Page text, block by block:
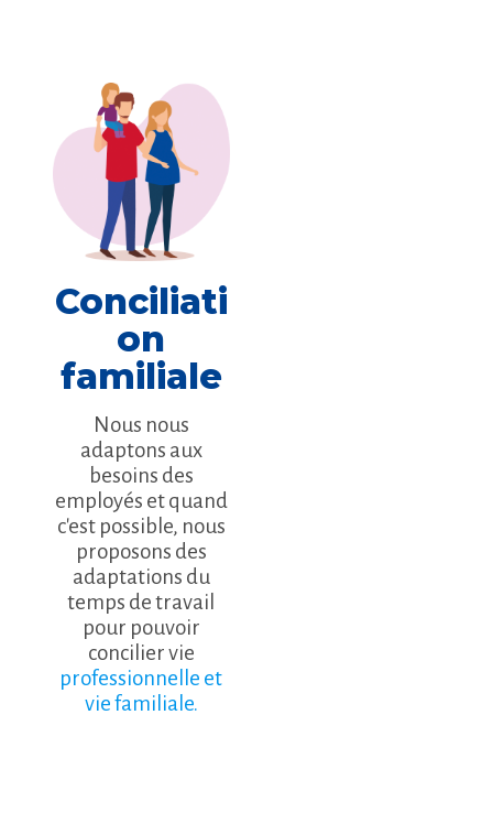
Conciliati
on
familiale
Nous nous
adaptons aux
besoins des
employés et quand
c'est possible, nous
proposons des
adaptations du
temps de travail
pour pouvoir
concilier vie
professionnelle et
vie familiale.